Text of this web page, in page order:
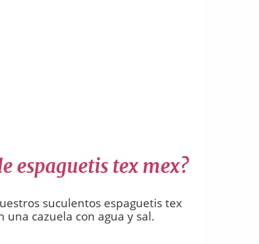
espaguetis tex mex?
suculentos espaguetis tex
cazuela con agua y sal.